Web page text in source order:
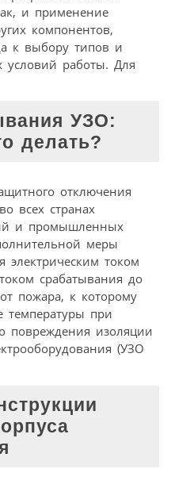
и применение
компонентов,
к выбору типов и
условий работы. Для
УЗО:
делать?
отключения
всех странах
и промышленных
меры
током
срабатывания до
пожара, к которому
температуры при
повреждения изоляции
(УЗО